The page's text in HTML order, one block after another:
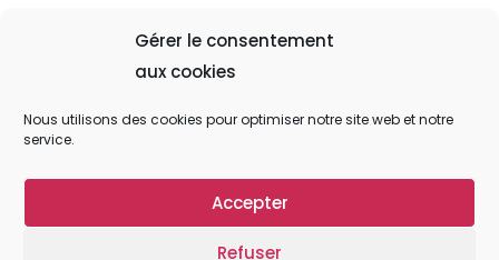
Gérer le consentement
aux cookies
Nous utilisons des cookies pour optimiser notre site web et notre
service.
Accepter
Refuser